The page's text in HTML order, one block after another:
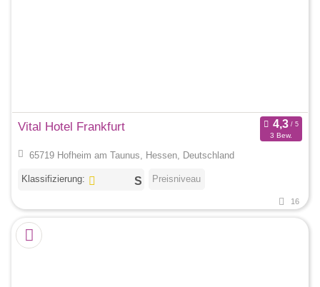
Vital Hotel Frankfurt
3 Bew.
65719 Hofheim am Taunus, Hessen, Deutschland
Klassifizierung: Preisniveau
16